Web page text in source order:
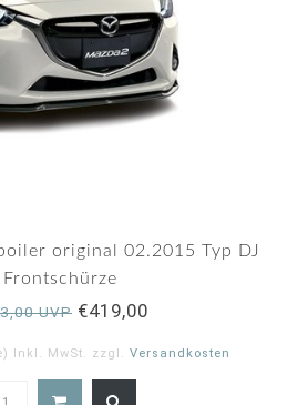
original 02.2015 Typ DJ
Frontschürze
UVP €419,00
Inkl. MwSt. zzgl. Versandkosten